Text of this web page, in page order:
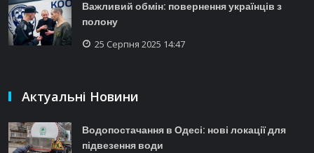
Важливий обмін: повернення українців з
полону
25 Серпня 2025 14:47
Актуальні Новини
Водопостачання в Одесі: нові локації для
підвезення води